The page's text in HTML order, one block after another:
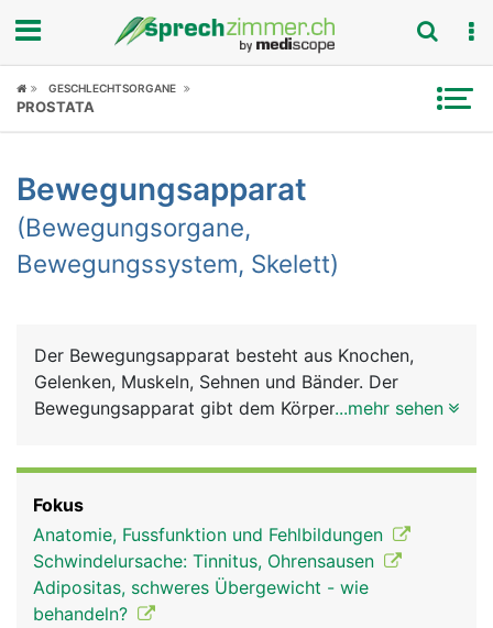
Fokus
Symptome
Untersuchungen
Ratgeber
Rubriken
GESCHLECHTSORGANE
PROSTATA
Bewegungsapparat
(Bewegungsorgane,
Bewegungssystem, Skelett)
Der Bewegungsapparat besteht aus Knochen,
Gelenken, Muskeln, Sehnen und Bänder. Der
Bewegungsapparat gibt dem Körper Halt und
Organe und Blutbildung im Knochemark.
...mehr sehen
Fokus
Anatomie, Fussfunktion und Fehlbildungen
Schwindelursache: Tinnitus, Ohrensausen
Adipositas, schweres Übergewicht - wie
behandeln?